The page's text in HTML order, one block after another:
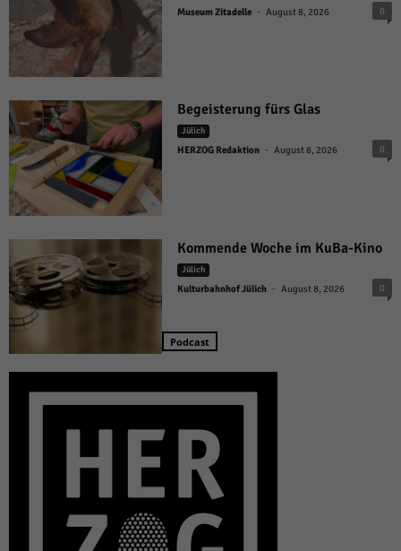
Museum Zitadelle - August 8, 2026 0
Begeisterung fürs Glas
Jülich
HERZOG Redaktion - August 8, 2026 0
Kommende Woche im KuBa-Kino
Jülich
Kulturbahnhof Jülich - August 8, 2026 0
Podcast